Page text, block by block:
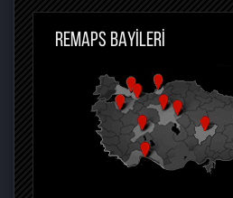
REMAPS BAYİLERİ